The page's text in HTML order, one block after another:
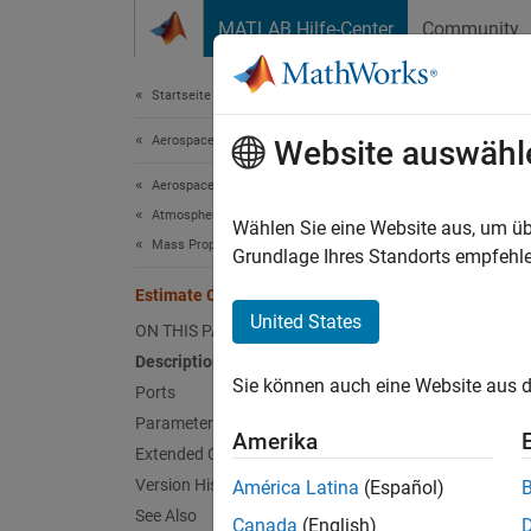
MATLAB Hilfe-Center Community
Startseite der Dokumentation
Aerospace and Defense
Aerospace Blockset
Atmospheric Flight
Mass Properties
Estimate Center of Gravity
ON THIS PAGE
Description
Ports
Parameters
Extended Capabilities
Version History
See Also
The
gravity.
Website
Wählen Sie eine Website aus, um
Grundlage Ihres Standorts
United States
Sie können auch eine Website aus
Amerika
América Latina (Español)
Canada (English)